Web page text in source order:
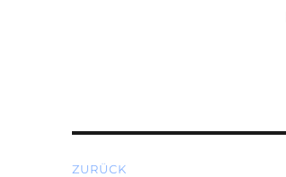
ZURÜCK